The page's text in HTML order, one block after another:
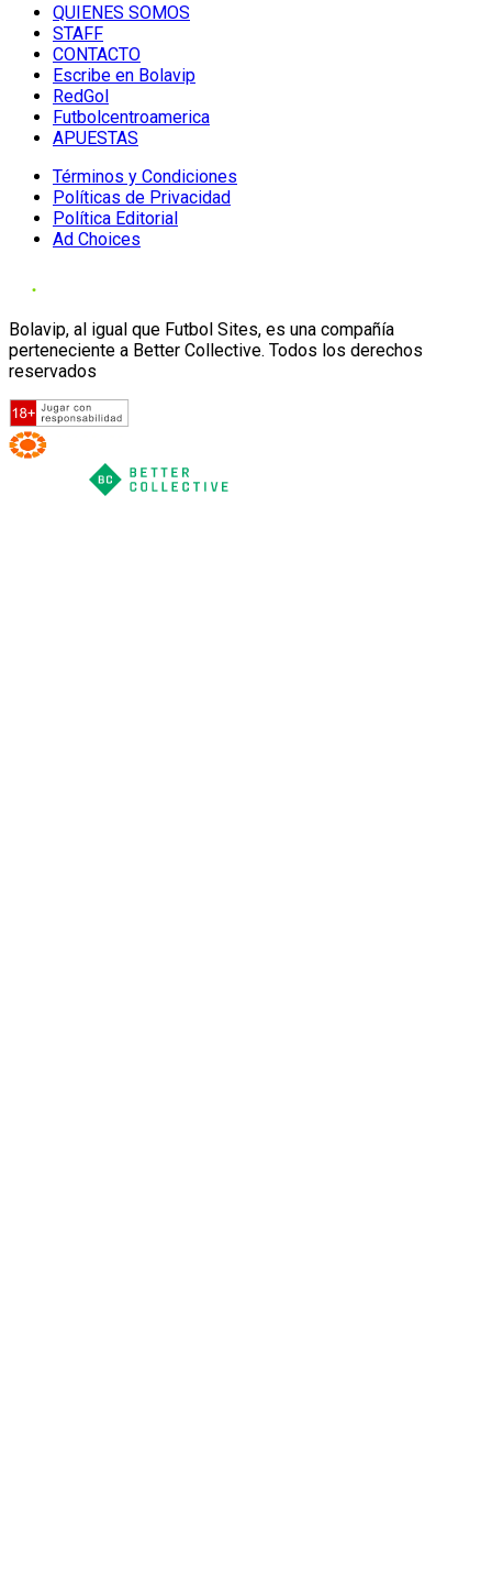
QUIENES SOMOS
STAFF
CONTACTO
Escribe en Bolavip
RedGol
Futbolcentroamerica
APUESTAS
Términos y Condiciones
Políticas de Privacidad
Política Editorial
Ad Choices
Bolavip, al igual que Futbol Sites, es una compañía
perteneciente a Better Collective. Todos los derechos
reservados